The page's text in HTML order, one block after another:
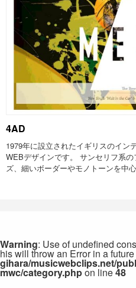
4AD
1979年に設立されたイギリスのイン
WEBデザインです。 サンセリフ系
ズ、細いボーダーやモノトーンを中
Warning: Use of undefined
his will throw an Error in a
gihara/musicwebclips.net/
mwc/category.phpon line48